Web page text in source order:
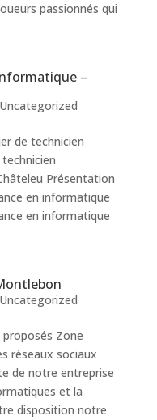
passionnés qui
–
Uncategorized
de technicien
Présentation
en informatique
en informatique
Uncategorized
Zone
réseaux sociaux
de notre entreprise
et la
disposition notre